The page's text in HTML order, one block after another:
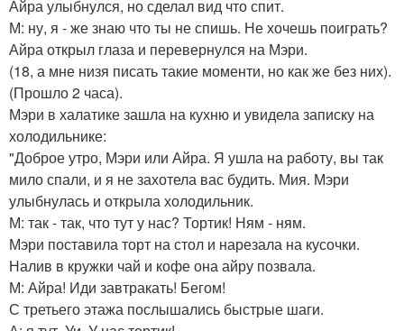
Айра улыбнулся, но сделал вид что спит.
М: ну, я - же знаю что ты не спишь. Не хочешь поиграть?
Айра открыл глаза и перевернулся на Мэри.
(18, а мне низя писать такие моменти, но как же без них).
(Прошло 2 часа).
Мэри в халатике зашла на кухню и увидела записку на
холодильнике:
"Доброе утро, Мэри или Айра. Я ушла на работу, вы так
мило спали, и я не захотела вас будить. Мия. Мэри
улыбнулась и открыла холодильник.
М: так - так, что тут у нас? Тортик! Ням - ням.
Мэри поставила торт на стол и нарезала на кусочки.
Налив в кружки чай и кофе она айру позвала.
М: Айра! Иди завтракать! Бегом!
С третьего этажа послышались быстрые шаги.